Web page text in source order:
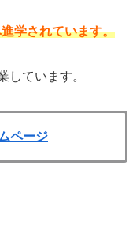
学されています。
しています。
ページ